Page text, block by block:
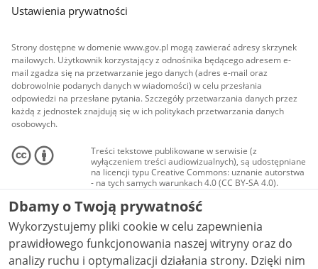
Ustawienia prywatności
Strony dostępne w domenie www.gov.pl mogą zawierać adresy skrzynek
mailowych. Użytkownik korzystający z odnośnika będącego adresem e-
mail zgadza się na przetwarzanie jego danych (adres e-mail oraz
dobrowolnie podanych danych w wiadomości) w celu przesłania
odpowiedzi na przesłane pytania. Szczegóły przetwarzania danych przez
każdą z jednostek znajdują się w ich politykach przetwarzania danych
osobowych.
Treści tekstowe publikowane w serwisie (z
wyłączeniem treści audiowizualnych), są udostępniane
na licencji typu Creative Commons: uznanie autorstwa
- na tych samych warunkach 4.0 (CC BY-SA 4.0).
Materiały audiowizualne, w tym zdjęcia, materiały
audio i wideo, są udostępniane na licencji typu
Creative Commons: uznanie autorstwa użycie
niekomercyjne - bez utworów zależnych 4.0 (CC BY-
NC-ND 4.0), o ile nie jest to stwierdzone inaczej.
Dbamy o Twoją prywatność
Wykorzystujemy pliki cookie w celu zapewnienia
prawidłowego funkcjonowania naszej witryny oraz do
analizy ruchu i optymalizacji działania strony. Dzięki nim